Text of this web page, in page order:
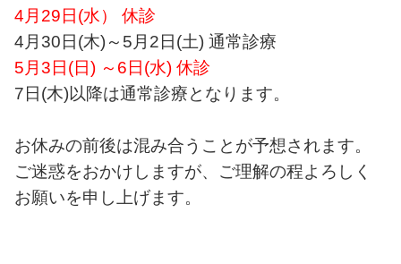
4 月 29 日 (水） 休診
4 月 30 日 (木)～ 5 月 2 日 (土) 通常診療
5 月 3 日 (日) ～ 6 日 (水) 休診
7 日 (木)以降は通常診療となります。
お休みの前後は混み合うことが予想されます。
ご迷惑をおかけしますが、ご理解の程よろしく
お願いを申し上げます。